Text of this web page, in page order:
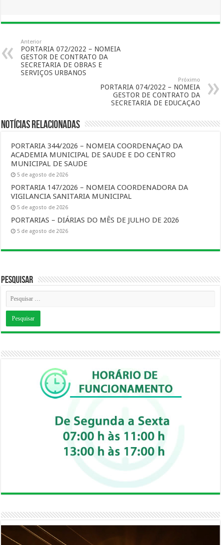
Anterior
PORTARIA 072/2022 – NOMEIA
GESTOR DE CONTRATO DA
SECRETARIA DE OBRAS E
SERVIÇOS URBANOS
Próximo
PORTARIA 074/2022 – NOMEIA
GESTOR DE CONTRATO DA
SECRETARIA DE EDUCAÇAO
Notícias Relacionadas
PORTARIA 344/2026 – NOMEIA COORDENAÇAO DA
ACADEMIA MUNICIPAL DE SAUDE E DO CENTRO
MUNICIPAL DE SAUDE
5 de agosto de 2026
PORTARIA 147/2026 – NOMEIA COORDENADORA DA
VIGILANCIA SANITARIA MUNICIPAL
5 de agosto de 2026
PORTARIAS – DIÁRIAS DO MÊS DE JULHO DE 2026
5 de agosto de 2026
Pesquisar